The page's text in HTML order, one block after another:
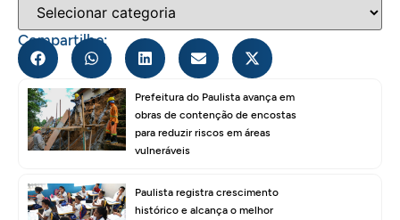
Compartilhe:
Prefeitura do Paulista avança em
obras de contenção de encostas
para reduzir riscos em áreas
vulneráveis
Paulista registra crescimento
histórico e alcança o melhor